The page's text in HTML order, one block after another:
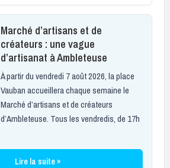
Marché d’artisans et de
créateurs : une vague
d’artisanat à Ambleteuse
À partir du vendredi 7 août 2026, la place
Vauban accueillera chaque semaine le
Marché d’artisans et de créateurs
d’Ambleteuse. Tous les vendredis, de 17h
Lire la suite »